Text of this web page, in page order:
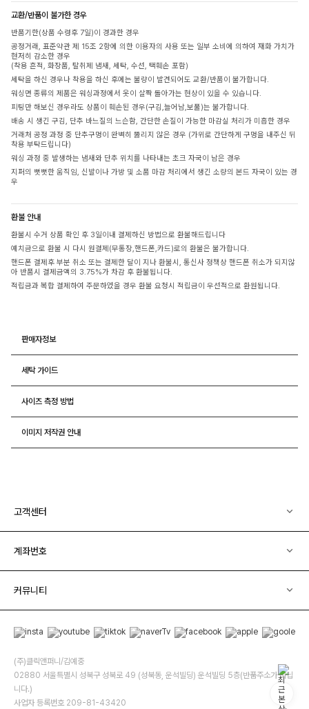
교환/반품이 불가한 경우
반품기한(상품 수령후 7일)이 경과한 경우
공정거래, 표준약관 제 15조 2항에 의한 이용자의 사용 또는 일부 소비에 의하여 재화 가치가
현저히 감소한 경우
(착용 흔적, 화장품, 탈취제 냄새, 세탁, 수선, 택훼손 포함)
세탁을 하신 경우나 착용을 하신 후에는 불량이 발견되어도 교환/반품이 불가합니다.
워싱면 종류의 제품은 워싱과정에서 옷이 살짝 돌아가는 현상이 있을 수 있습니다.
피팅만 해보신 경우라도 상품이 훼손된 경우(구김,늘어남,보풀)는 불가합니다.
배송 시 생긴 구김, 단추 바느질의 느슨함, 간단한 손질이 가능한 마감실 처리가 미흡한 경우
거래처 공정 과정 중 단추구멍이 완벽히 뚫리지 않은 경우 (가위로 간단하게 구멍을 내주신 뒤
착용 부탁드립니다)
워싱 과정 중 발생하는 냄새와 단추 위치를 나타내는 초크 자국이 남은 경우
지퍼의 뻣뻣한 움직임, 신발이나 가방 및 소품 마감 처리에서 생긴 소량의 본드 자국이 있는 경
우
환불 안내
환불시 수거 상품 확인 후 3일이내 결제하신 방법으로 환불해드립니다
예치금으로 환불 시 다시 원결제(무통장,핸드폰,카드)로의 환불은 불가합니다.
핸드폰 결제후 부분 취소 또는 결제한 달이 지나 환불시, 통신사 정책상 핸드폰 취소가 되지않
아 반품시 결제금액의 3.75%가 차감 후 환불됩니다.
적립금과 복합 결제하여 주문하였을 경우 환불 요청시 적립금이 우선적으로 환원됩니다.
판매자정보
세탁 가이드
사이즈 측정 방법
이미지 저작권 안내
고객센터
계좌번호
커뮤니티
(주)클릭앤퍼니/김예중
02880 서울특별시 성북구 성북로 49 (성북동, 운석빌딩) 운석빌딩 5층(반품주소가 아닙
니다.)
사업자 등록번호 209-81-43420